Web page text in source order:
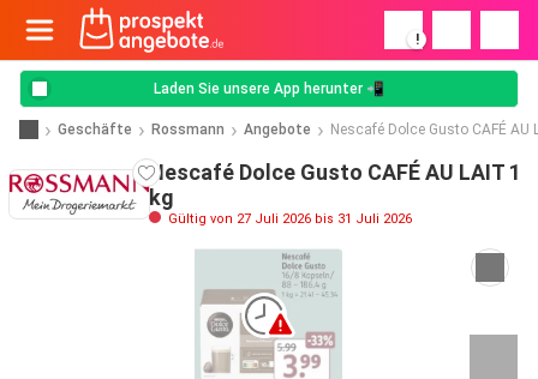
!
Laden Sie unsere App herunter 📲
Geschäfte Rossmann Angebote Nescafé Dolce Gusto CAFÉ AU
Nescafé Dolce Gusto CAFÉ AU LAIT 1
kg
Gültig von 27 Juli 2026 bis 31 Juli 2026